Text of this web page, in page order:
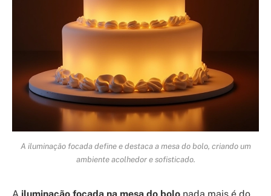
A iluminação focada define e destaca a mesa do bolo, criando um
ambiente acolhedor e sofisticado.